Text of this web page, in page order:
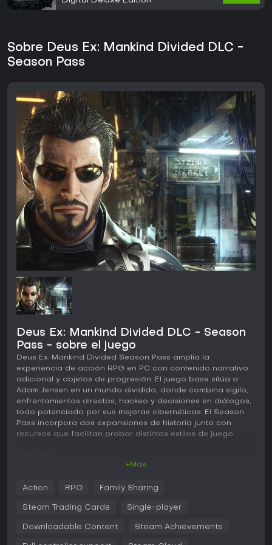
Sobre Deus Ex: Mankind Divided DLC -
Season Pass
Deus Ex: Mankind Divided DLC - Season
Pass - sobre el juego
Deus Ex: Mankind Divided Season Pass amplía la
experiencia de acción RPG en PC con contenido narrativo
adicional y objetos de progresión. El juego base sitúa a
Adam Jensen en un mundo dividido, donde combina sigilo,
enfrentamientos directos, hackeo y decisiones en diálogos,
todo potenciado por sus mejoras cibernéticas. El Season
Pass incorpora dos expansiones de historia junto con
recursos que facilitan probar distintos estilos de juego.
dentro de entornos detallados. Las mejoras permiten
personalizar habilidades como visión mejorada, movimiento
como moneda principal de mejora. El Season Pass
+Más
Action RPG Family Sharing
Steam Trading Cards Single-player
Downloadable Content Steam Achievements